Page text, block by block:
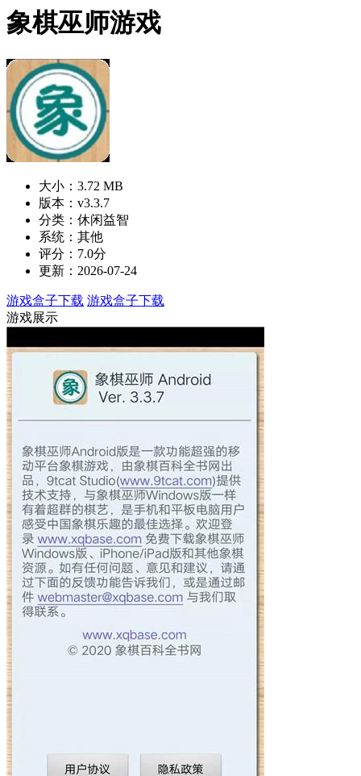
象棋巫师游戏
大小：3.72 MB
版本：v3.3.7
分类：休闲益智
系统：其他
评分：7.0分
更新：2026-07-24
游戏盒子下载 游戏盒子下载
游戏展示